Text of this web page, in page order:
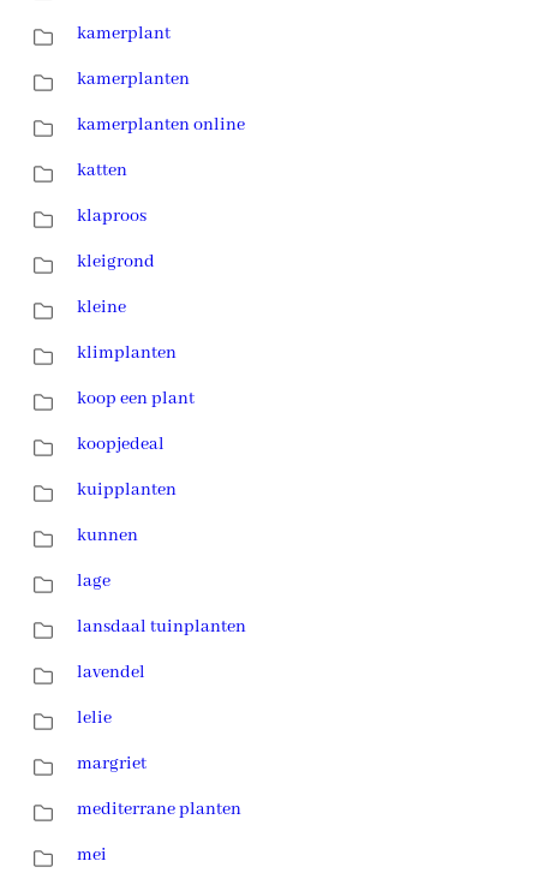
kamerplant
kamerplanten
kamerplanten online
katten
klaproos
kleigrond
kleine
klimplanten
koop een plant
koopjedeal
kuipplanten
kunnen
lage
lansdaal tuinplanten
lavendel
lelie
margriet
mediterrane planten
mei